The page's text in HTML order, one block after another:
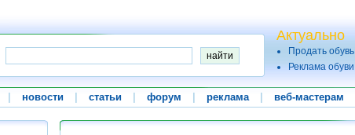
Актуально
Продать обувь
Реклама обуви
новости статьи форум реклама веб-мастерам